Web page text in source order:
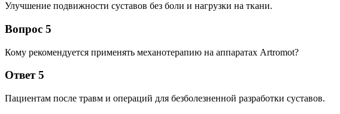
Улучшение подвижности суставов без боли и нагрузки на ткани.
Вопрос 5
Кому рекомендуется применять механотерапию на аппаратах Artromot?
Ответ 5
Пациентам после травм и операций для безболезненной разработки суставов.